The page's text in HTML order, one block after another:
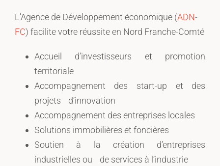
L’Agence de Développement économique (ADN-
FC) facilite votre réussite en Nord Franche-Comté
Accueil d’investisseurs et promotion
territoriale
Accompagnement des start-up et des
projets d’innovation
Accompagnement des entreprises locales
Solutions immobilières et foncières
Soutien à la création d’entreprises
industrielles ou de services à l’industrie